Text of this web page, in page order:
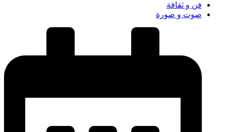
فن و ثقافة
صوت و صورة